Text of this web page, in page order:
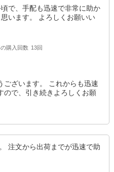
で、手配も迅速で非常に助か
います。 よろしくお願いい
購入回数 13回
ございます。 これからも迅速
ので、引き続きよろしくお願
注文から出荷までが迅速で助